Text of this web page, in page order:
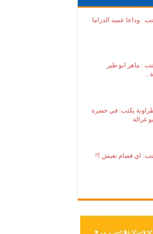
: وداعا عميد الدراما
: ماهر ابو طير
..
يكتب: في حضرة
غزالة
اي فصام نعيش ؟!